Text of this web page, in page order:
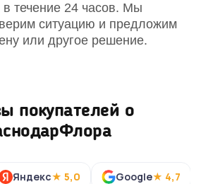
в течение 24 часов. Мы
ситуацию и предложим
или другое решение.
покупателей о
Яндекс★ 5,0 Google★ 4,7